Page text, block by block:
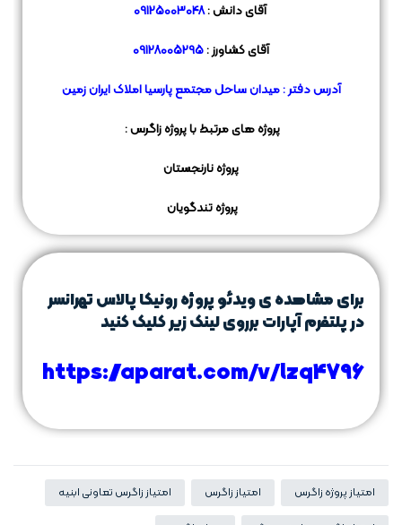
آقای دانش :09125003048
آقای کشاورز :09128005295
آدرس دفتر : میدان ساحل مجتمع پارسیا املاک ایران زمین
پروژه های مرتبط با پروژهزاگرس:
پروژه نارنجستان
پروژه تندگویان
برای مشاهده ی ویدئو پروژه رونیکا پالاس تهرانسر
در پلتفرمآپاراتبرروی لینک زیر کلیک کنید
https://aparat.com/v/lzq4796
امتیاز پروژه زاگرس امتیاز زاگرس امتیاز زاگرس تعاونی ابنیه